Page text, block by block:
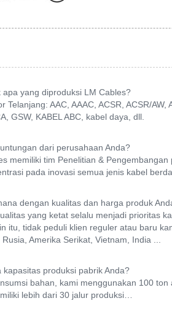
apa yang diproduksi LM Cables?
Telanjang: AAC, AAAC, ACSR, ACSR/AW,
GSW, KABEL ABC, kabel daya, dll.
dari perusahaan Anda?
memiliki tim Penelitian &
pada inovasi semua jenis kabel
dengan kualitas dan harga produk
yang ketat selalu menjadi prioritas
itu, tidak peduli klien reguler atau baru
Rusia, Amerika Serikat, Vietnam, India ...
kapasitas produksi pabrik Anda?
bahan, kami menggunakan 100
lebih dari 30 jalur produksi…